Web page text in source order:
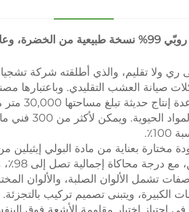
روبّي 99% نسخة طبيعية من الخضرة، وعاء اصطناعي - وصف المنتج
ري ولا تقليم، والذي أطلقته شركة
مختارة بعناية من مادة البولي
الكبيرة، ويتبنى تصميم تركيب